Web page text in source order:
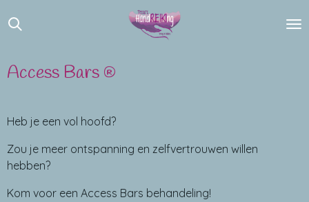
direct
de
hoofdinhoud
Access Bars ®
Heb je een vol hoofd?
Zou je meer ontspanning en zelfvertrouwen willen
hebben?
Kom voor een Access Bars behandeling!